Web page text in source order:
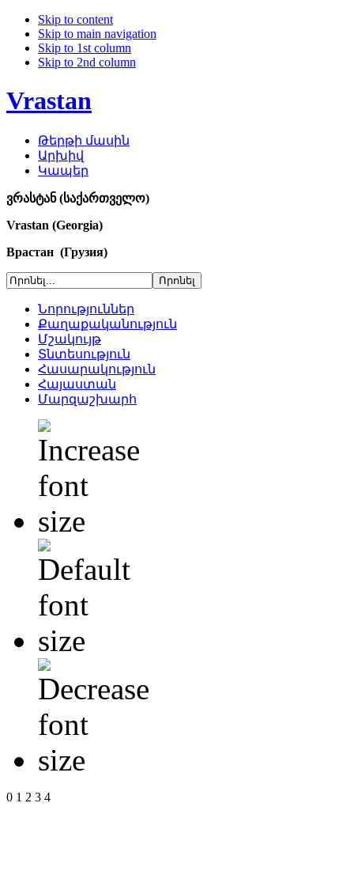
Skip to content
Skip to main navigation
Skip to 1st column
Skip to 2nd column
Vrastan
Թերթի մասին
Արխիվ
Կապեր
ვრასტან (საქართველო)
Vrastan (Georgia)
Врастан (Грузия)
Նորություններ
Քաղաքականություն
Մշակույթ
Տնտեսություն
Հասարակություն
Հայաստան
Մարզաշխարհ
0 1 2 3 4